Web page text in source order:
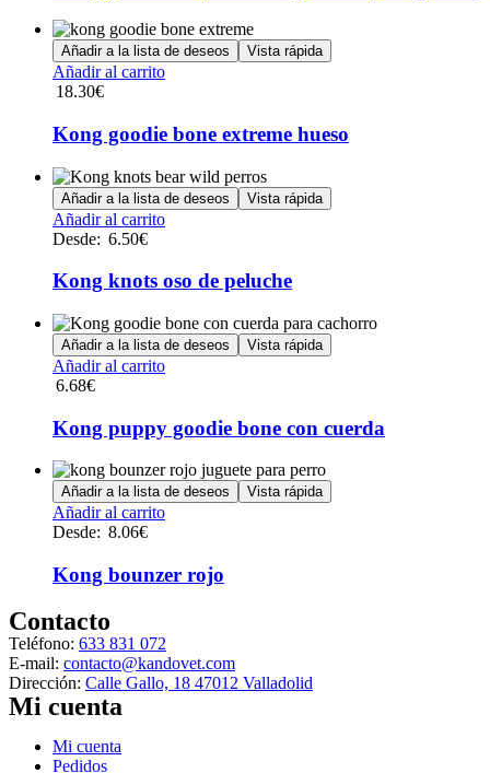
Añadir a la lista de deseos Vista rápida
Añadir al carrito
18.30€
Kong goodie bone extreme hueso
Añadir a la lista de deseos Vista rápida
Añadir al carritoEste
múltiples
variantes.
Las
opciones
se
pueden
la
de
producto
Desde: 6.50€
Kong knots oso de peluche
Añadir a la lista de deseos Vista rápida
Añadir al carrito
6.68€
Kong puppy goodie bone con cuerda
Añadir a la lista de deseos Vista rápida
Añadir al carritoEste
múltiples
variantes.
se
pueden
elegir
Desde: 8.06€
Kong bounzer rojo
Contacto
Teléfono: 633 831 072
E-mail: contacto@kandovet.com
Dirección: Calle Gallo, 18 47012 Valladolid
Mi cuenta
Menú
Mi cuenta
Pedidos